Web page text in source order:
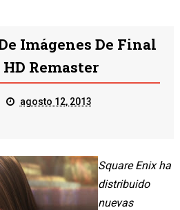
Imágenes De Final
Remaster
agosto 12, 2013
Square Enix ha
distribuido
nuevas